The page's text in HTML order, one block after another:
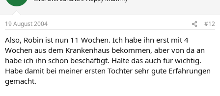
19 August 2004 #12
Also, Robin ist nun 11 Wochen. Ich habe ihn erst mit 4
Wochen aus dem Krankenhaus bekommen, aber von da an
habe ich ihn schon beschäftigt. Halte das auch für wichtig.
Habe damit bei meiner ersten Tochter sehr gute Erfahrungen
gemacht.